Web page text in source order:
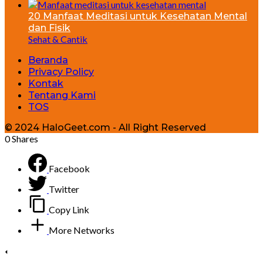
20 Manfaat Meditasi untuk Kesehatan Mental
dan Fisik
Sehat & Cantik
Beranda
Privacy Policy
Kontak
Tentang Kami
TOS
© 2024 HaloGeet.com - All Right Reserved
0Shares
Facebook
Twitter
Copy Link
More Networks